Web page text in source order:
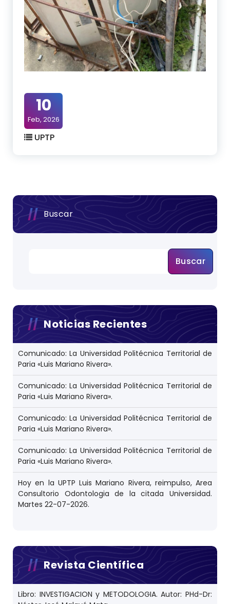
10
Feb, 2026
UPTP
Buscar
Buscar
Noticias Recientes
Comunicado: La Universidad Politécnica Territorial de
Paria «Luis Mariano Rivera».
Comunicado: La Universidad Politécnica Territorial de
Paria «Luis Mariano Rivera».
Comunicado: La Universidad Politécnica Territorial de
Paria «Luis Mariano Rivera».
Comunicado: La Universidad Politécnica Territorial de
Paria «Luis Mariano Rivera».
Hoy en la UPTP Luis Mariano Rivera, reimpulso, Area
Consultorio Odontologia de la citada Universidad.
Martes 22-07-2026.
Revista Científica
Libro: INVESTIGACION y METODOLOGIA. Autor: PHd-Dr: